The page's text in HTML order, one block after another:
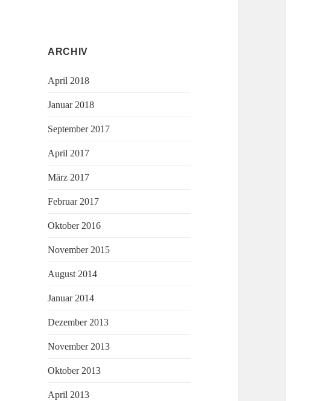
ARCHIV
April 2018
Januar 2018
September 2017
April 2017
März 2017
Februar 2017
Oktober 2016
November 2015
August 2014
Januar 2014
Dezember 2013
November 2013
Oktober 2013
April 2013